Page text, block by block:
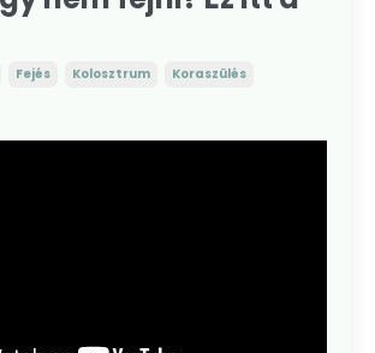
Fejés Kolosztrum
Koraszülés